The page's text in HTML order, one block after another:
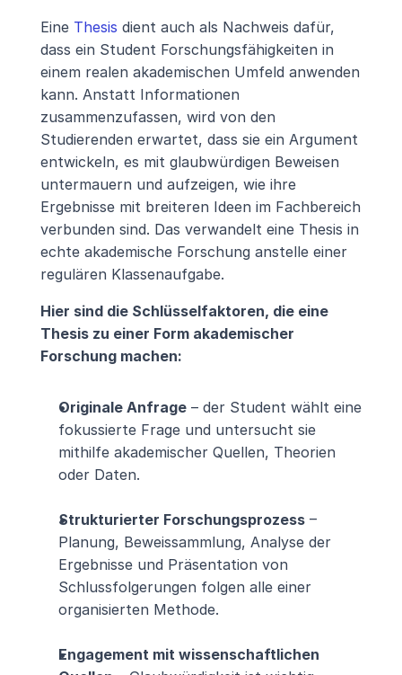
Eine Thesis dient auch als Nachweis dafür,
dass ein Student Forschungsfähigkeiten in
einem realen akademischen Umfeld anwenden
kann. Anstatt Informationen
zusammenzufassen, wird von den
Studierenden erwartet, dass sie ein Argument
entwickeln, es mit glaubwürdigen Beweisen
untermauern und aufzeigen, wie ihre
Ergebnisse mit breiteren Ideen im Fachbereich
verbunden sind. Das verwandelt eine Thesis in
echte akademische Forschung anstelle einer
regulären Klassenaufgabe.
Hier sind die Schlüsselfaktoren, die eine
Thesis zu einer Form akademischer
Forschung machen:
Originale Anfrage – der Student wählt eine
fokussierte Frage und untersucht sie
mithilfe akademischer Quellen, Theorien
oder Daten.
Strukturierter Forschungsprozess –
Planung, Beweissammlung, Analyse der
Ergebnisse und Präsentation von
Schlussfolgerungen folgen alle einer
organisierten Methode.
Engagement mit wissenschaftlichen